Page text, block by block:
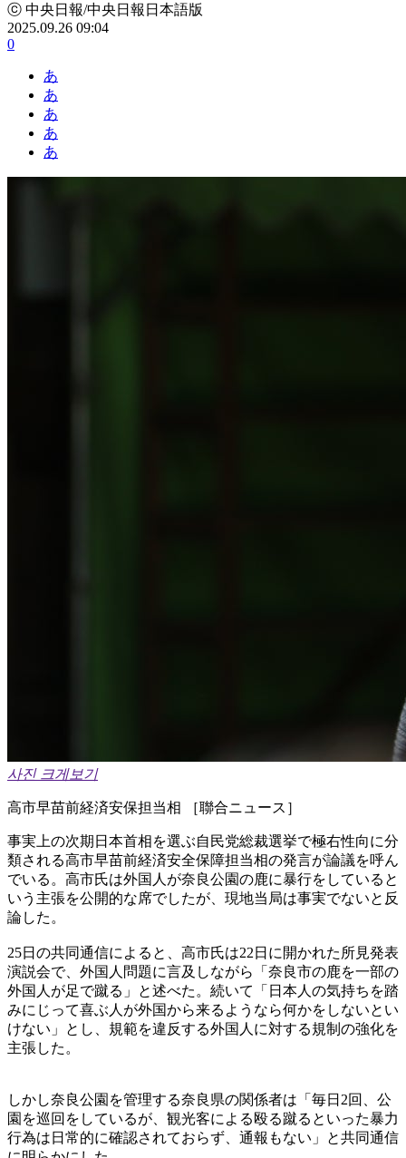
ⓒ 中央日報/中央日報日本語版
2025.09.26 09:04
0
あ
あ
あ
あ
あ
사진 크게보기
高市早苗前経済安保担当相 ［聯合ニュース］
事実上の次期日本首相を選ぶ自民党総裁選挙で極右性向に分
類される高市早苗前経済安全保障担当相の発言が論議を呼ん
でいる。高市氏は外国人が奈良公園の鹿に暴行をしていると
いう主張を公開的な席でしたが、現地当局は事実でないと反
論した。
25日の共同通信によると、高市氏は22日に開かれた所見発表
演説会で、外国人問題に言及しながら「奈良市の鹿を一部の
外国人が足で蹴る」と述べた。続いて「日本人の気持ちを踏
みにじって喜ぶ人が外国から来るようなら何かをしないとい
けない」とし、規範を違反する外国人に対する規制の強化を
主張した。
しかし奈良公園を管理する奈良県の関係者は「毎日2回、公
園を巡回をしているが、観光客による殴る蹴るといった暴力
行為は日常的に確認されておらず、通報もない」と共同通信